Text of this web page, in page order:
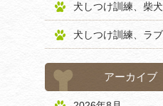
犬しつけ訓練、柴犬
アーカイブ